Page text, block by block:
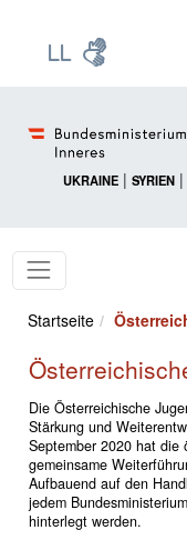
UKRAINE | SYRIEN |
Startseite
Die Österreichische
Stärkung und
September 2020 hat die
gemeinsame
Aufbauend auf den
jedem
hinterlegt werden.